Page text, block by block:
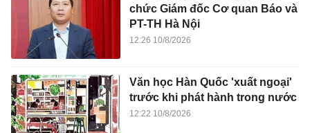
chức Giám đốc Cơ quan Báo và
PT-TH Hà Nội
12:26 10/8/2026
Văn học Hàn Quốc 'xuất ngoại'
trước khi phát hành trong nước
12:22 10/8/2026